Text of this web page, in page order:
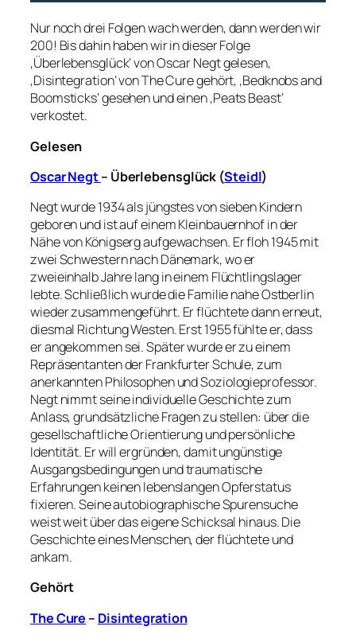
Nur noch drei Folgen wach werden, dann werden wir
200! Bis dahin haben wir in dieser Folge
‚Überlebensglück‘ von Oscar Negt gelesen,
‚Disintegration‘ von The Cure gehört, ‚Bedknobs and
Boomsticks‘ gesehen und einen ‚Peats Beast‘
verkostet.
Gelesen
Oscar Negt– Überlebensglück (Steidl)
Negt wurde 1934 als jüngstes von sieben Kindern
geboren und ist auf einem Kleinbauernhof in der
Nähe von Königserg aufgewachsen. Er floh 1945 mit
zwei Schwestern nach Dänemark, wo er
zweieinhalb Jahre lang in einem Flüchtlingslager
lebte. Schließlich wurde die Familie nahe Ostberlin
wieder zusammengeführt. Er flüchtete dann erneut,
diesmal Richtung Westen. Erst 1955 fühlte er, dass
er angekommen sei. Später wurde er zu einem
Repräsentanten der Frankfurter Schule, zum
anerkannten Philosophen und Soziologieprofessor.
Negt nimmt seine individuelle Geschichte zum
Anlass, grundsätzliche Fragen zu stellen: über die
gesellschaftliche Orientierung und persönliche
Identität. Er will ergründen, damit ungünstige
Ausgangsbedingungen und traumatische
Erfahrungen keinen lebenslangen Opferstatus
fixieren. Seine autobiographische Spurensuche
weist weit über das eigene Schicksal hinaus. Die
Geschichte eines Menschen, der flüchtete und
ankam.
Gehört
The Cure – Disintegration